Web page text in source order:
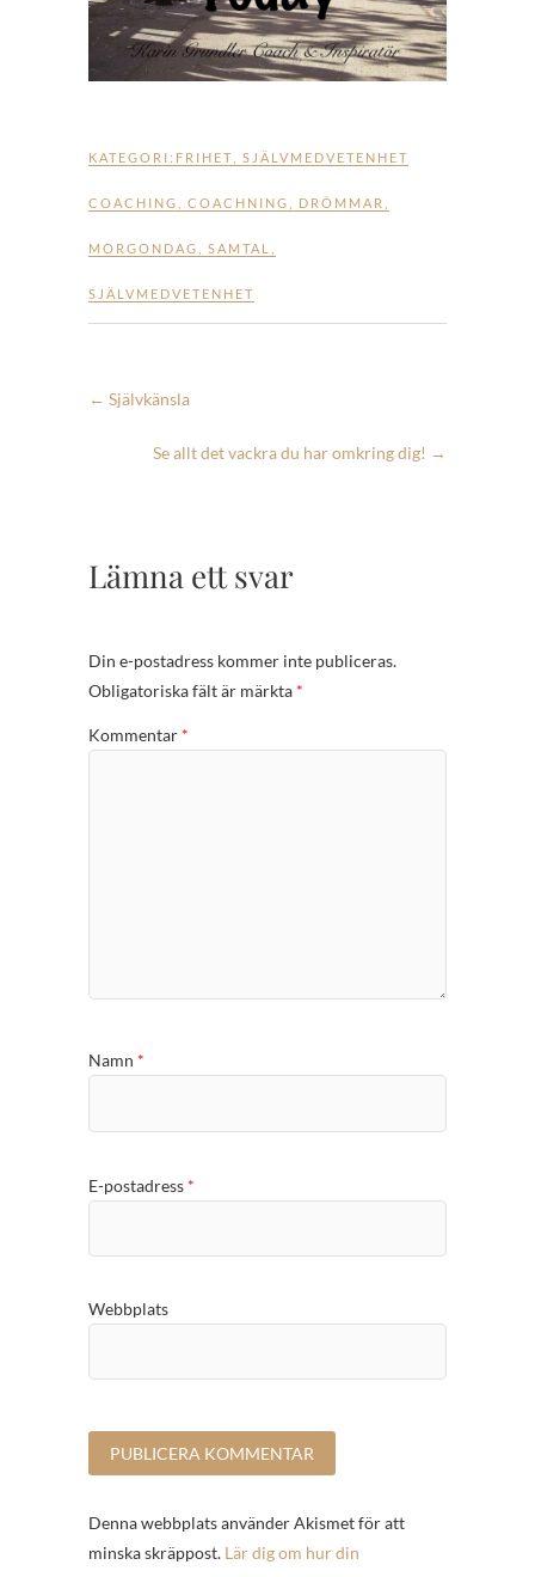
KATEGORI: FRIHET SJÄLVMEDVETENHET
COACHING COACHNING DRÖMMAR
MORGONDAG SAMTAL
SJÄLVMEDVETENHET
← Självkänsla
Se allt det vackra du har omkring dig! →
Lämna ett svar
Din e-postadress kommer inte publiceras.
Obligatoriska fält är märkta *
Kommentar *
Namn *
E-postadress *
Webbplats
Denna webbplats använder Akismet för att
minska skräppost. Lär dig om hur din